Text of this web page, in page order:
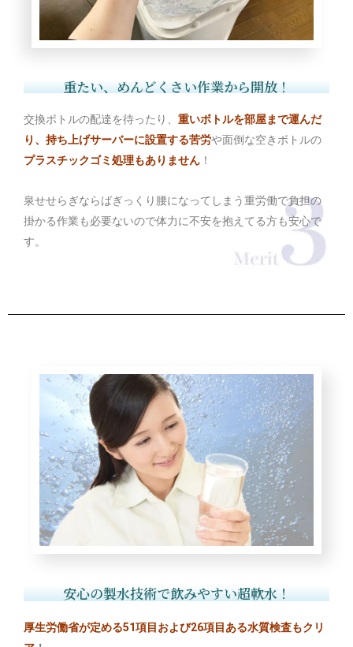
重たい、めんどくさい作業から開放！
交換ボトルの配達を待ったり、 重いボトルを部屋まで運んだ
り、持ち上げサーバーに設置する苦労や面倒な空きボトルの
プラスチックゴミ処理もありません ！
泉せせらぎならばぎっくり腰になってしまう重労働で負担の
掛かる作業も必要ないので体力に不安を抱えてる方も安心で
す。
安心の製水技術で飲みやすい超軟水！
厚生労働省が定める51項目および26項目ある水質検査もクリ